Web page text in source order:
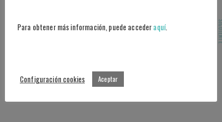
Ctra Nacional 340, Km 189,6 Marbella
29604 Málaga
Contacto: info@plexus.sport
Prensa / Eventos: comunicacion@plexus.sport
Para obtener más información, puede accederaquí.
Configuración cookies Aceptar